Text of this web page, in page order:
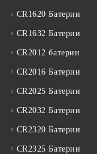
CR1620 Батерии
CR1632 Батерии
CR2012 батерии
CR2016 Батерии
CR2025 Батерии
CR2032 Батерии
CR2320 Батерии
CR2325 Батерии